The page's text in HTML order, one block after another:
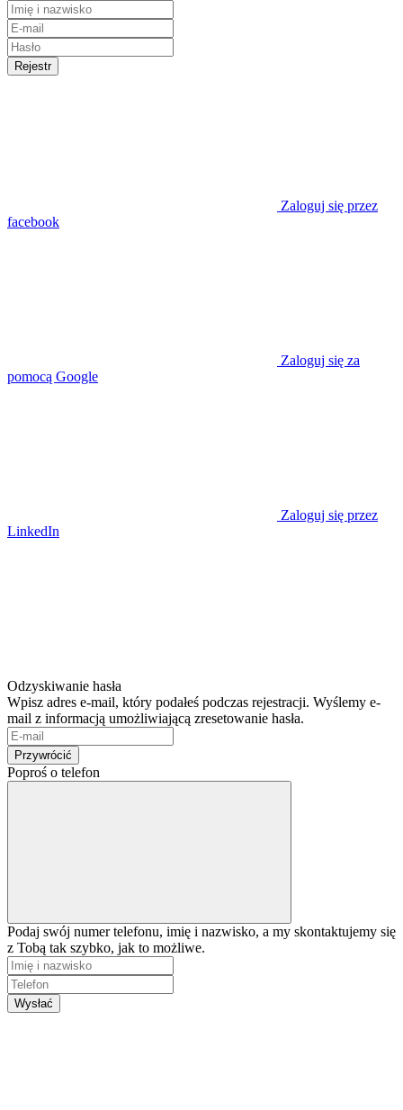
Rejestr
Zaloguj się przez
facebook
Zaloguj się za
pomocą Google
Zaloguj się przez
LinkedIn
Odzyskiwanie hasła
Wpisz adres e-mail, który podałeś podczas rejestracji. Wyślemy e-
mail z informacją umożliwiającą zresetowanie hasła.
Przywrócić
Poproś o telefon
Podaj swój numer telefonu, imię i nazwisko, a my skontaktujemy się
z Tobą tak szybko, jak to możliwe.
Wysłać